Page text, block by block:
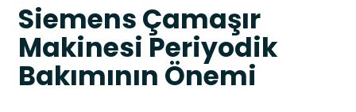
Siemens Çamaşır
Makinesi Periyodik
Bakımının Önemi